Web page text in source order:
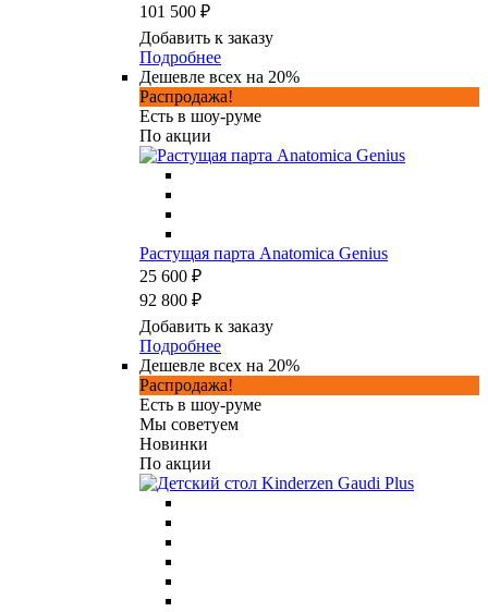
101 500 ₽
Добавить к заказу
Подробнее
Дешевле всех на 20%
Распродажа!
Есть в шоу-руме
По акции
Растущая парта Anatomica Genius
25 600 ₽
92 800 ₽
Добавить к заказу
Подробнее
Дешевле всех на 20%
Распродажа!
Есть в шоу-руме
Мы советуем
Новинки
По акции